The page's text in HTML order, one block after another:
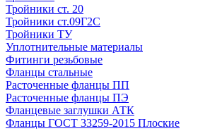
Тройники ст. 20
Тройники ст.09Г2С
Тройники ТУ
Уплотнительные материалы
Фитинги резьбовые
Фланцы стальные
Расточенные фланцы ПП
Расточенные фланцы ПЭ
Фланцевые заглушки АТК
Фланцы ГОСТ 33259-2015 Плоские